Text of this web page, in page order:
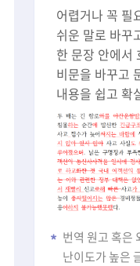
어렵거나 꼭 필
쉬운 말로 바꾸
한 문장 안에서
비문을 바꾸고
내용을 쉽고 확
번역 원고 혹은
난이도가 높은